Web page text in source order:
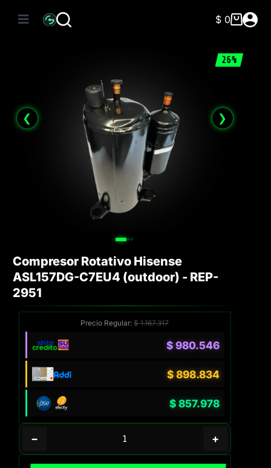
Carro
$0
26%
❮ ❯
Compresor Rotativo Hisense
ASL157DG-C7EU4 (outdoor) - REP-
2951
Precio Regular:$1.167.317
$980.546
$898.834
$857.978
− +